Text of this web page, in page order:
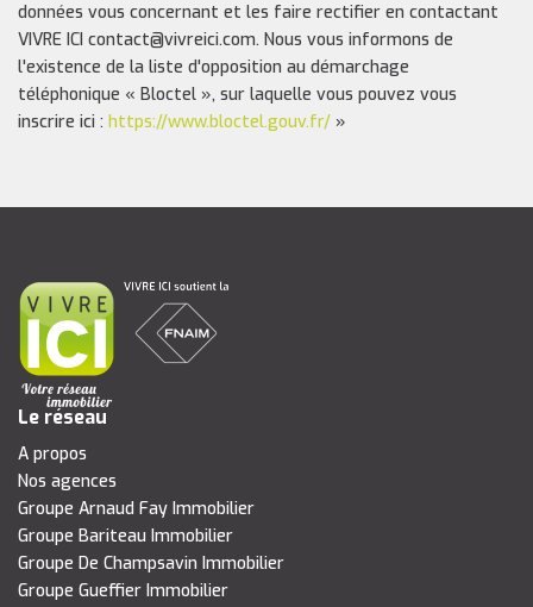
données vous concernant et les faire rectifier en contactant
VIVRE ICI contact@vivreici.com. Nous vous informons de
l'existence de la liste d'opposition au démarchage
téléphonique « Bloctel », sur laquelle vous pouvez vous
inscrire ici : https://www.bloctel.gouv.fr/ »
Le réseau
A propos
Nos agences
Groupe Arnaud Fay Immobilier
Groupe Bariteau Immobilier
Groupe De Champsavin Immobilier
Groupe Gueffier Immobilier